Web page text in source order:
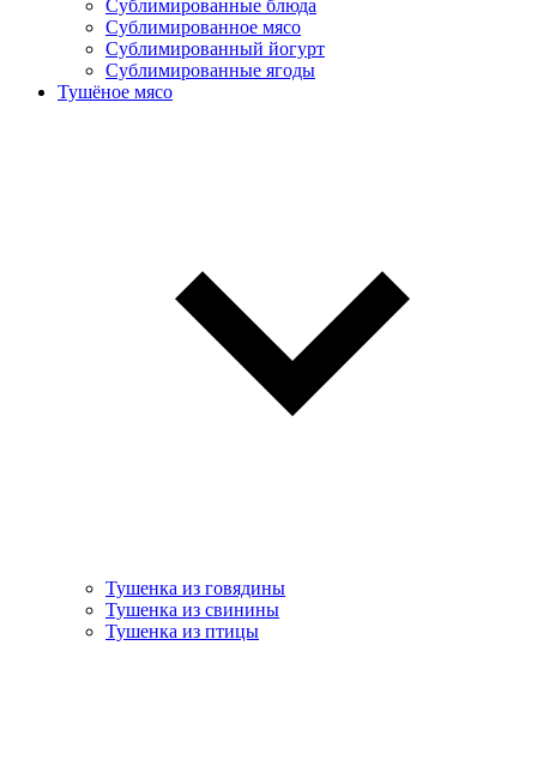
Сублимированные блюда
Cублимированное мясо
Сублимированный йогурт
Сублимированные ягоды
Тушёное мясо
Тушенка из говядины
Тушенка из свинины
Тушенка из птицы